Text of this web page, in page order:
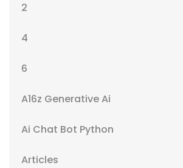
2
4
6
A16z Generative Ai
Ai Chat Bot Python
Articles